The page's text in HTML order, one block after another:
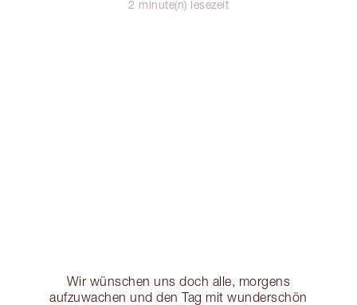
2 minute(n) lesezeit
Wir wünschen uns doch alle, morgens
aufzuwachen und den Tag mit wunderschön